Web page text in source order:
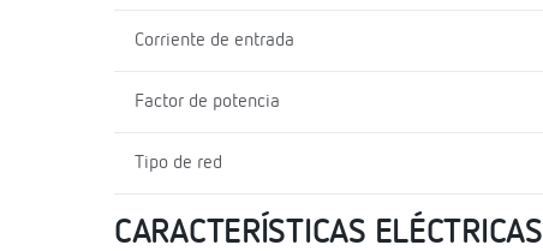
Corriente de entrada
Factor de potencia
Tipo de red
CARACTERÍSTICAS ELÉCTRICAS